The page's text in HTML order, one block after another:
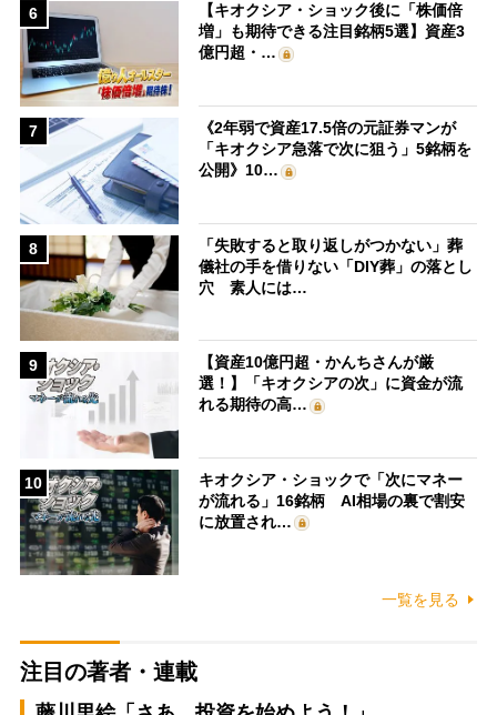
6
【キオクシア・ショック後に「株価倍
増」も期待できる注目銘柄5選】資産3
億円超・…
7
《2年弱で資産17.5倍の元証券マンが
「キオクシア急落で次に狙う」5銘柄を
公開》10…
8
「失敗すると取り返しがつかない」葬
儀社の手を借りない「DIY葬」の落とし
穴 素人には…
9
【資産10億円超・かんちさんが厳
選！】「キオクシアの次」に資金が流
れる期待の高…
10
キオクシア・ショックで「次にマネー
が流れる」16銘柄 AI相場の裏で割安
に放置され…
一覧を見る
注目の著者・連載